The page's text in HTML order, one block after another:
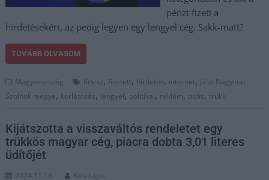
pénzt fizeti a
hirdetésekért, az pedig legyen egy lengyel cég. Sakk-matt?
TOVÁBB OLVASOM
Magyarország fidesz, fizetett, hirdetés, internet, Jász-Nagykun
Szolnok megye, korlátozás, lengyel, politikai, reklám, tiltás, trükk
Kijátszotta a visszaváltós rendeletet egy
trükkös magyar cég, piacra dobta 3,01 literes
üdítőjét
2024.11.18. Kiss Lajos